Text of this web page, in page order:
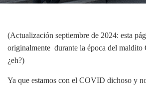
(Actualización septiembre de 2024: esta
originalmente durante la época del
¿eh?)
Ya que estamos con el COVID dichoso y